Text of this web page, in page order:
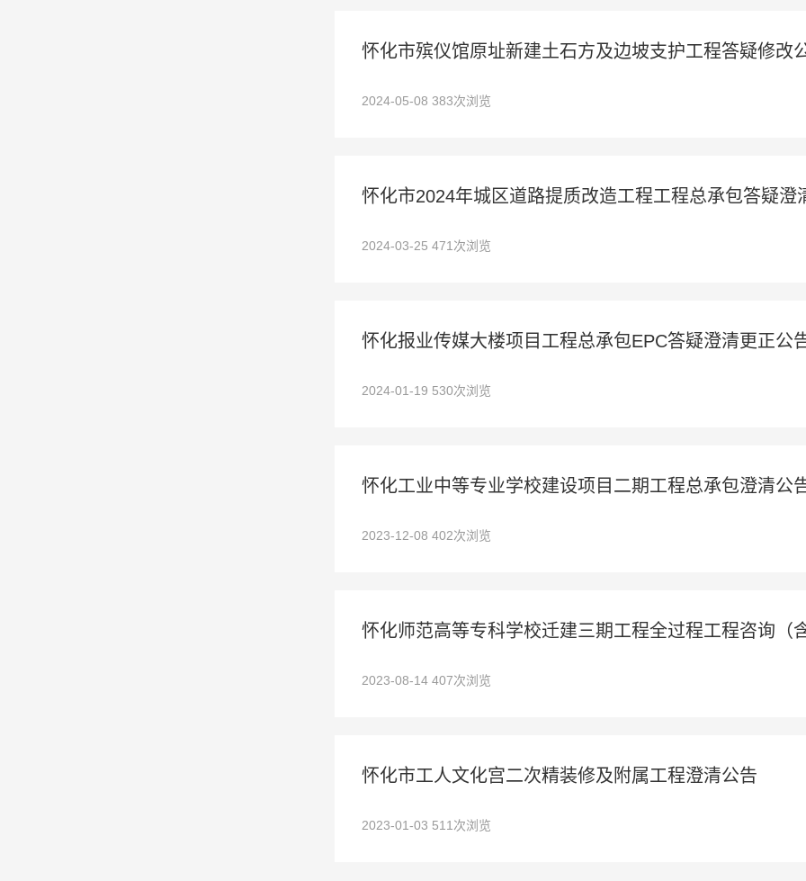
怀化市殡仪馆原址新建土石方及边坡支护工程答疑修改
2024-05-08 383次浏览
怀化市2024年城区道路提质改造工程工程总承包答疑澄
2024-03-25 471次浏览
怀化报业传媒大楼项目工程总承包EPC答疑澄清更正公
2024-01-19 530次浏览
怀化工业中等专业学校建设项目二期工程总承包澄清公
2023-12-08 402次浏览
怀化师范高等专科学校迁建三期工程全过程工程咨询（
2023-08-14 407次浏览
怀化市工人文化宫二次精装修及附属工程澄清公告
2023-01-03 511次浏览